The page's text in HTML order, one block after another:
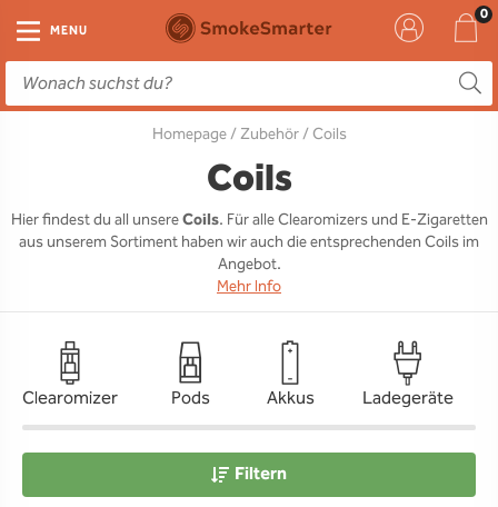
MENU E-Zigarette
E-Zigaretten Starter-Sets
Clearomizer
Coils
Einweg
Einweg Vape
Liquids
E-Liquid
Base
Zubehör
Clearomizer
Driptips
Akkus
Ladegeräte
Ersatzgläser
DIY
Aromen
Wick & Coils
Liquid Flaschen
Homepage/Zubehör/ Coils
Coils
Hier findest du all unsereCoils. Für alle Clearomizers und E-Zigaretten
aus unserem Sortiment haben wir auch die entsprechenden Coils im
Angebot.
Mehr Info
Clearomizer Pods Akkus Ladegeräte
Filtern